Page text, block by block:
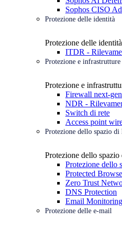
Sophos CISO
Protezione delle identità
Protezione delle identità
ITDR -
Protezione e
Protezione e
Firewall next-
NDR -
Switch di rete
Access point
Protezione dello spazio di
Protezione dello
Protezione dello
Protected
Zero Trust
DNS Protection
Email
Protezione delle e-mail